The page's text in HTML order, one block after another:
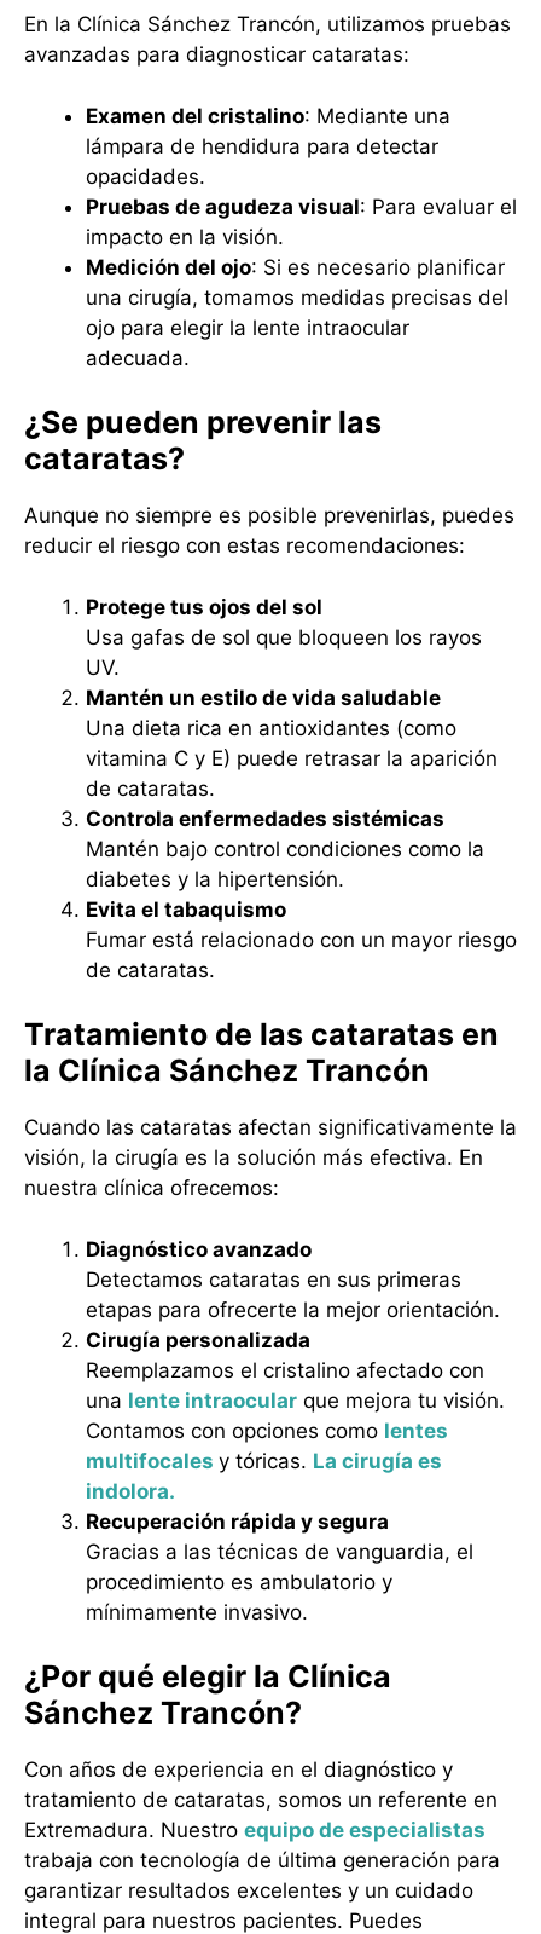
En la Clínica Sánchez Trancón, utilizamos pruebas
avanzadas para diagnosticar cataratas:
Examen del cristalino: Mediante una
lámpara de hendidura para detectar
opacidades.
Pruebas de agudeza visual: Para evaluar el
impacto en la visión.
Medición del ojo: Si es necesario planificar
una cirugía, tomamos medidas precisas del
ojo para elegir la lente intraocular
adecuada.
¿Se pueden prevenir las
cataratas?
Aunque no siempre es posible prevenirlas, puedes
reducir el riesgo con estas recomendaciones:
Protege tus ojos del sol
Usa gafas de sol que bloqueen los rayos
UV.
Mantén un estilo de vida saludable
Una dieta rica en antioxidantes (como
vitamina C y E) puede retrasar la aparición
de cataratas.
Controla enfermedades sistémicas
Mantén bajo control condiciones como la
diabetes y la hipertensión.
Evita el tabaquismo
Fumar está relacionado con un mayor riesgo
de cataratas.
Tratamiento de las cataratas en
la Clínica Sánchez Trancón
Cuando las cataratas afectan significativamente la
visión, la cirugía es la solución más efectiva. En
nuestra clínica ofrecemos:
Diagnóstico avanzado
Detectamos cataratas en sus primeras
etapas para ofrecerte la mejor orientación.
Cirugía personalizada
Reemplazamos el cristalino afectado con
una lente intraocular que mejora tu visión.
Contamos con opciones como lentes
multifocales y tóricas. La cirugía es
indolora.
Recuperación rápida y segura
Gracias a las técnicas de vanguardia, el
procedimiento es ambulatorio y
mínimamente invasivo.
¿Por qué elegir la Clínica
Sánchez Trancón?
Con años de experiencia en el diagnóstico y
tratamiento de cataratas, somos un referente en
Extremadura. Nuestro equipo de especialistas
trabaja con tecnología de última generación para
garantizar resultados excelentes y un cuidado
integral para nuestros pacientes. Puedes